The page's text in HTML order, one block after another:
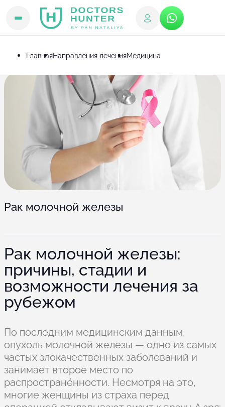
ГлавнаяНаправления леченияМедицина
Рак молочной железы
Рак молочной железы:
причины, стадии и
возможности лечения за
рубежом
По последним медицинским данным,
опухоль молочной железы — одно из самых
частых злокачественных заболеваний и
занимает второе место по
распространённости. Несмотря на это,
многие женщины из страха перед